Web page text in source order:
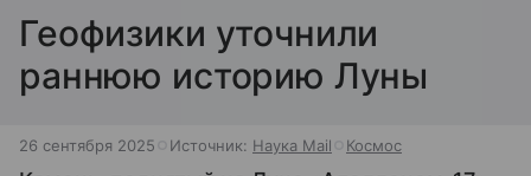
Геофизики уточнили
раннюю историю Луны
26 сентября 2025 Источник: Наука Mail Космос